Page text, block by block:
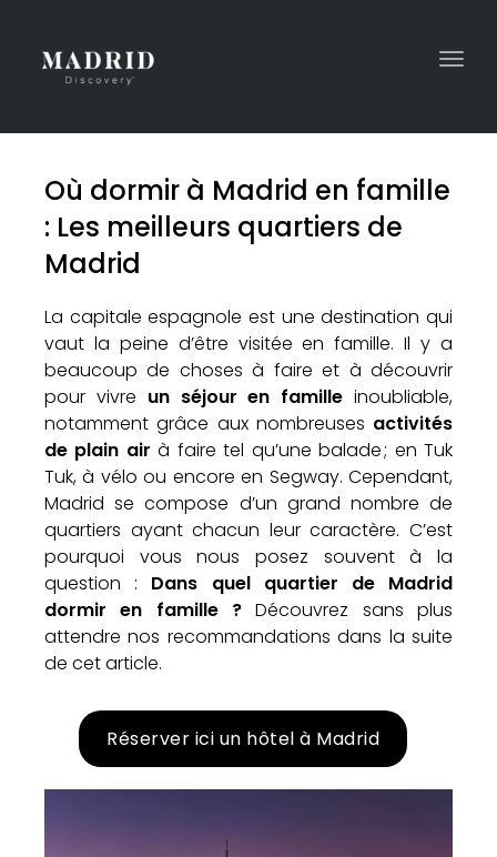
Où dormir à Madrid en famille
: Les meilleurs quartiers de
Madrid
La capitale espagnole est une destination qui
vaut la peine d’être visitée en famille. Il y a
beaucoup de choses à faire et à découvrir
pour vivre un séjour en famille inoubliable,
notamment grâce aux nombreuses activités
de plain air à faire tel qu’une balade ; en Tuk
Tuk, à vélo ou encore en Segway. Cependant,
Madrid se compose d’un grand nombre de
quartiers ayant chacun leur caractère. C’est
pourquoi vous nous posez souvent à la
question : Dans quel quartier de Madrid
dormir en famille ? Découvrez sans plus
attendre nos recommandations dans la suite
de cet article.
Réserver ici un hôtel à Madrid